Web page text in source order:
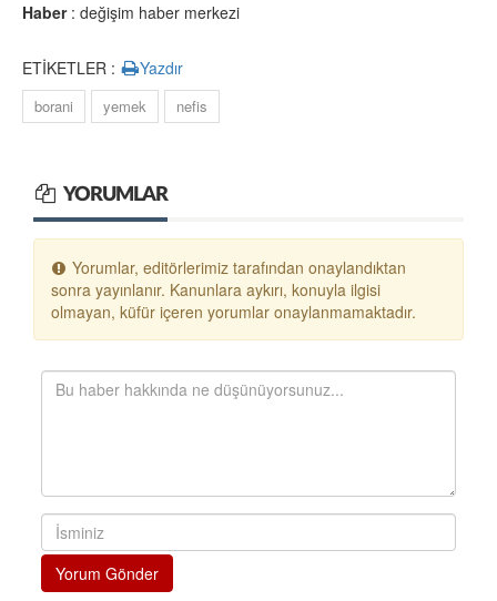
Haber: değişim haber merkezi
ETİKETLER : Yazdır
borani yemek nefis
YORUMLAR
Yorumlar, editörlerimiz tarafından onaylandıktan
sonra yayınlanır. Kanunlara aykırı, konuyla ilgisi
olmayan, küfür içeren yorumlar onaylanmamaktadır.
Yorum Gönder